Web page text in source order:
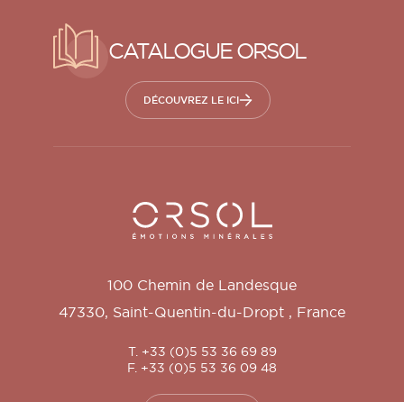
CATALOGUE ORSOL
DÉCOUVREZ LE ICI
Orsol S.A.
100 Chemin de Landesque
47330, Saint-Quentin-du-Dropt , France
T. +33 (0)5 53 36 69 89
F. +33 (0)5 53 36 09 48